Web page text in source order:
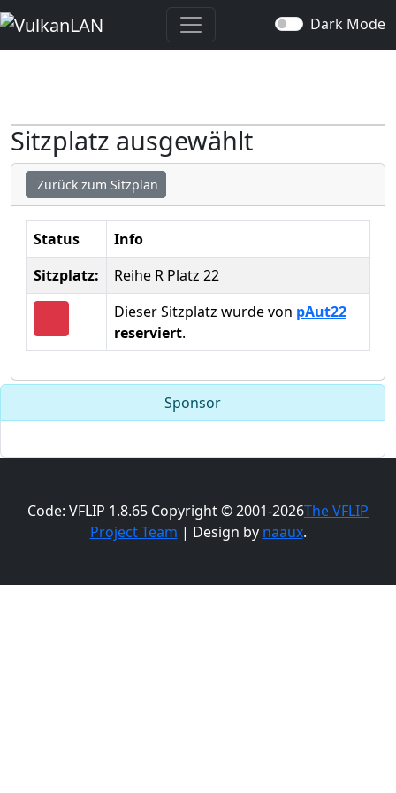
Dark Mode
Sitzplatz ausgewählt
Zurück zum Sitzplan
Status
Info
Sitzplatz:
Reihe R Platz 22
Dieser Sitzplatz wurde von pAut22
reserviert.
Sponsor
Code: VFLIP 1.8.65 Copyright © 2001-2026The VFLIP
Project Team | Design by naaux.